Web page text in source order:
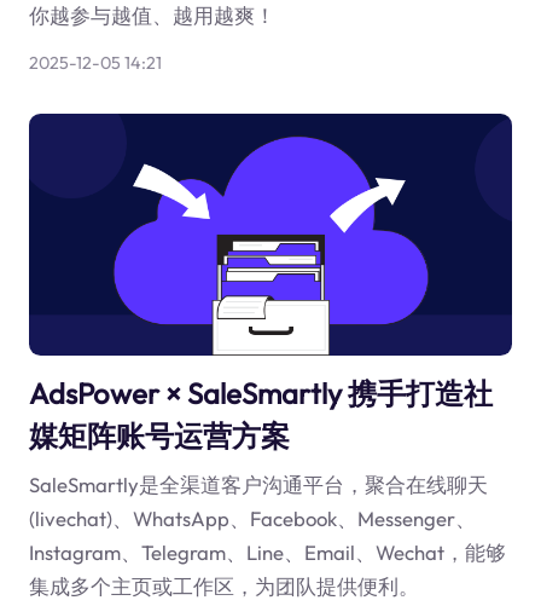
你越参与越值、越用越爽！
2025-12-05 14:21
AdsPower × SaleSmartly 携手打造社
媒矩阵账号运营方案
SaleSmartly是全渠道客户沟通平台，聚合在线聊天
(livechat)、WhatsApp、Facebook、Messenger、
Instagram、Telegram、Line、Email、Wechat，能够
集成多个主页或工作区，为团队提供便利。